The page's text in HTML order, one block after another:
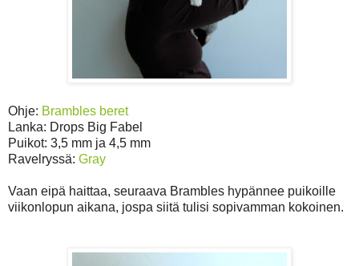
Ohje: Brambles beret
Lanka: Drops Big Fabel
Puikot: 3,5 mm ja 4,5 mm
Ravelryssä: Gray
Vaan eipä haittaa, seuraava Brambles hypännee puikoille
viikonlopun aikana, jospa siitä tulisi sopivamman kokoinen.